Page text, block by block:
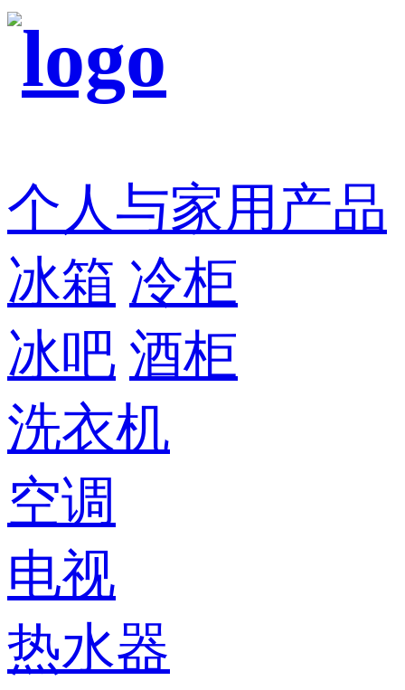
个人与家用产品
冰箱 冷柜
冰吧 酒柜
洗衣机
空调
电视
热水器